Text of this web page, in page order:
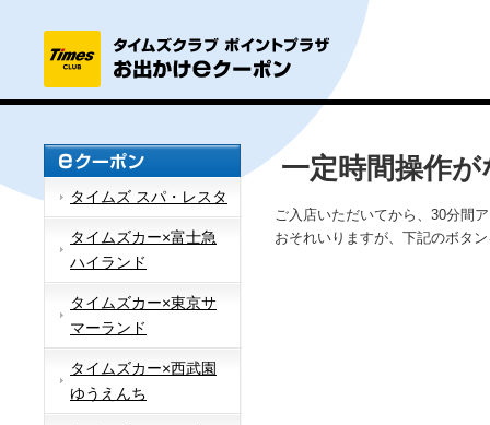
タイムズ スパ・レスタ
タイムズカー×富士急
ハイランド
タイムズカー×東京サ
マーランド
タイムズカー×西武園
ゆうえんち
一定時間操作
ご入店いただいてから、30分間
おそれいりますが、下記のボタ